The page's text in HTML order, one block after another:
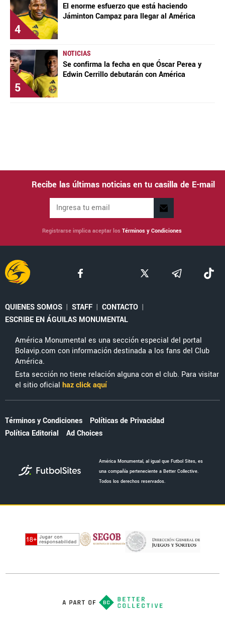
4
El enorme esfuerzo que está haciendo
Jáminton Campaz para llegar al América
5
NOTICIAS
Se confirma la fecha en que Óscar Perea y
Edwin Cerrillo debutarán con América
Recibe las últimas noticias en tu casilla de E-mail
Registrarse implica aceptar los Términos y Condiciones
QUIENES SOMOS | STAFF | CONTACTO |
ESCRIBE EN ÁGUILAS MONUMENTAL
América Monumental es una sección especial del portal
Bolavip.com con información destinada a los fans del Club
América.
Esta sección no tiene relación alguna con el club. Para visitar
el sitio oficial haz click aquí
Términos y Condiciones
Políticas de Privacidad
Política Editorial
Ad Choices
América Monumental, al igual que Futbol Sites, es
una compañía perteneciente a Better Collective.
Todos los derechos reservados.